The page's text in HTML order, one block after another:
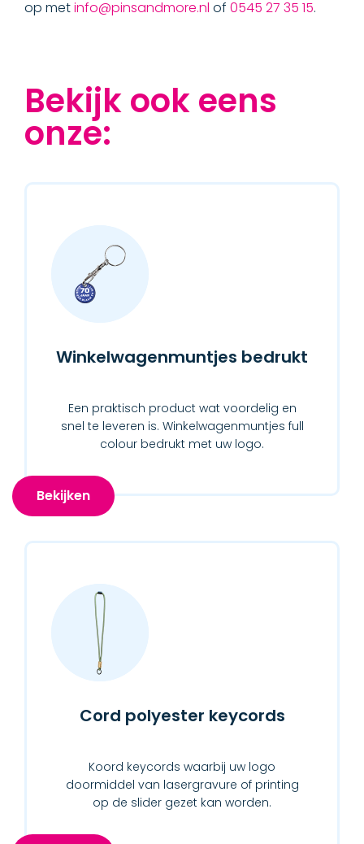
op metinfo@pinsandmore.nl of 0545 27 35 15.
Bekijk ook eens
onze:
Winkelwagenmuntjes bedrukt
Een praktisch product wat voordelig en
snel te leveren is. Winkelwagenmuntjes full
colour bedrukt met uw logo.
Bekijken
Cord polyester keycords
Koord keycords waarbij uw logo
doormiddel van lasergravure of printing
op de slider gezet kan worden.